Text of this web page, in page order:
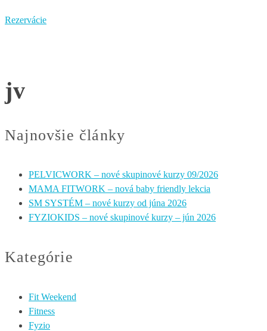
Rezervácie
jv
Najnovšie články
PELVICWORK – nové skupinové kurzy 09/2026
MAMA FITWORK – nová baby friendly lekcia
SM SYSTÉM – nové kurzy od júna 2026
FYZIOKIDS – nové skupinové kurzy – jún 2026
Kategórie
Fit Weekend
Fitness
Fyzio